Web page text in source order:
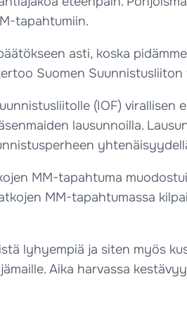
tapahtumiin.
asti, koska
Suomen
(IOF)
lausunnoilla.
MM-tapahtuma
MM-tapahtumassa
lyhyempiä ja siten myös
Aika harvassa